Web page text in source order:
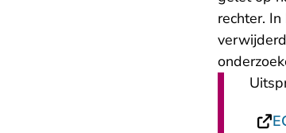
rechter.